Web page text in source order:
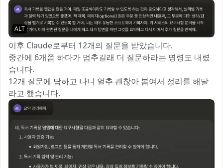
ALT
이후 Claude로부터 12개의 질문을 받았습니다.
중간에 6개쯤 하다가 멈추길래 더 질문하라는 명령도 내렸
습니다.
12개 질문에 답하고 나니 얼추 괜찮아 봅여서 정리를 해달
라고 했습니다.